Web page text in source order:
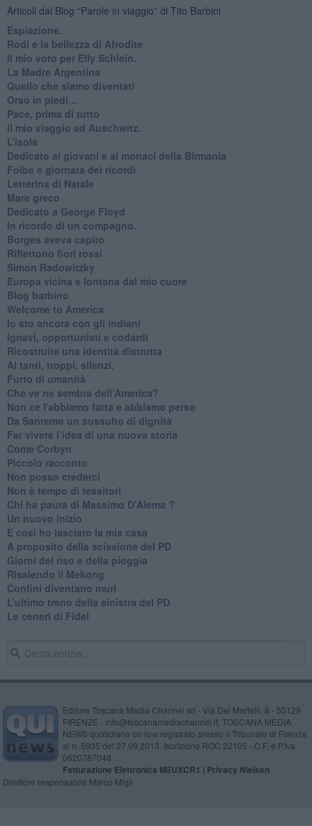
Articoli dal Blog “Parole in viaggio” di Tito Barbini
Espiazione.
Rodi e la bellezza di Afrodite
​Il mio voto per Elly Schlein.
​La Madre Argentina
Quello che siamo diventati
Orso in piedi…
​Pace, prima di tutto
​il mio viaggio ad Auschwitz.
​L’isola
Dedicato ai giovani e ai monaci della Birmania
​Foibe e giornata dei ricordi
Letterina di Natale
Mare greco
​Dedicato a George Floyd
​In ricordo di un compagno.
Borges aveva capito
Riflettono fiori rossi
Simon Radowitzky
Europa vicina e lontana dal mio cuore
Blog barbino
Welcome to America
​Io sto ancora con gli indiani
​Ignavi, opportunisti e codardi
Ricostruire una identità distrutta
Ai tanti, troppi, silenzi.
​Furto di umanità
​Che ve ne sembra dell’America?
Non ce l'abbiamo fatta e abbiamo perso
​Da Sanremo un sussulto di dignità
Far vivere l’idea di una nuova storia
Come Corbyn
Piccolo racconto
Non posso crederci
Non è tempo di tessitori
Chi ha paura di Massimo D'Alema ?
Un nuovo inizio
​E cosi ho lasciato la mia casa
A proposito della scissione del PD
​Giorni del riso e della pioggia
Risalendo il Mekong
Confini diventano muri
L’ultimo treno della sinistra del PD
Le ceneri di Fidel
Editore Toscana Media Channel srl - Via Dei Martelli, 8 - 50129
FIRENZE - info@toscanamediachannel.it. TOSCANA MEDIA
NEWS quotidiano on line registrato presso il Tribunale di Firenze
al n. 5935 del 27.09.2013. Iscrizione ROC 22105 - C.F. e P.Iva
0620787048
Fatturazione Elettronica M5UXCR1 | Privacy Nielsen
Direttore responsabile Marco Migli